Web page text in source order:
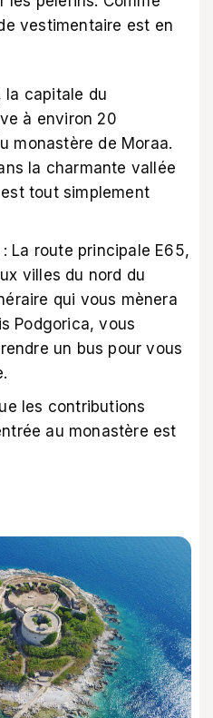
vestimentaire est en
la capitale du
à environ 20
monastère de Moraa.
la charmante vallée
tout simplement
La route principale E65,
villes du nord du
qui vous mènera
Podgorica, vous
un bus pour vous
les contributions
au monastère est